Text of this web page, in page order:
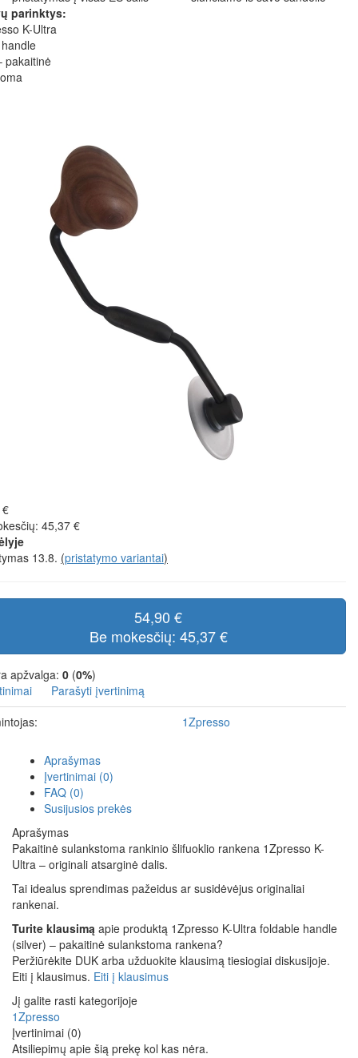
parinktys:
45,37 €
13.8. (pristatymo variantai)
54,90 €
Be mokesčių: 45,37 €
apžvalga: 0 (0%)
Parašyti įvertinimą
1Zpresso
Aprašymas
Įvertinimai (0)
FAQ (0)
Susijusios prekės
Aprašymas
Pakaitinė sulankstoma rankinio šlifuoklio rankena 1Zpresso K-
Ultra – originali atsarginė dalis.
Tai idealus sprendimas pažeidus ar susidėvėjus originaliai
rankenai.
Turite klausimą apie produktą 1Zpresso K-Ultra foldable handle
(silver) – pakaitinė sulankstoma rankena?
Peržiūrėkite DUK arba užduokite klausimą tiesiogiai diskusijoje.
Eiti į klausimus. Eiti į klausimus
Jį galite rasti kategorijoje
1Zpresso
Įvertinimai (0)
Atsiliepimų apie šią prekę kol kas nėra.